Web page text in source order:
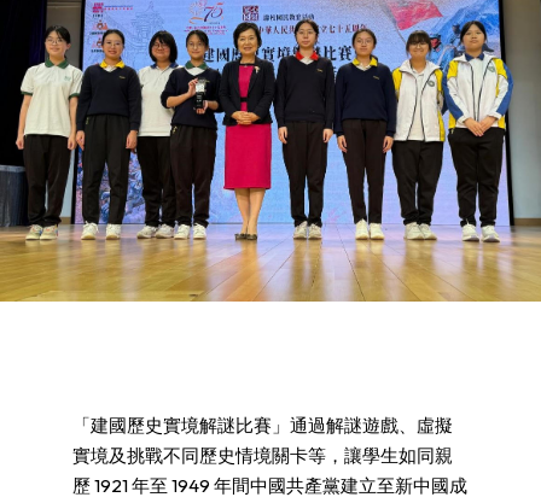
「建國歷史實境解謎比賽」通過解謎遊戲、虛擬
實境及挑戰不同歷史情境關卡等，讓學生如同親
歷 1921 年至 1949 年間中國共產黨建立至新中國成